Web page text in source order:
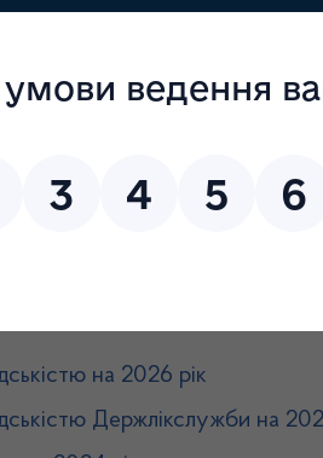
нагляд
виробництва
з
на 2026 рік
Держлікслужби на